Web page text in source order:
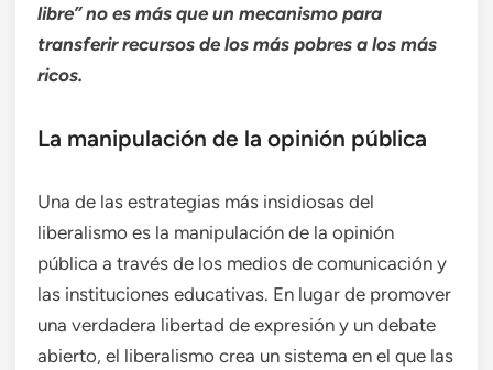
libre” no es más que un mecanismo para
transferir recursos de los más pobres a los más
ricos.
La manipulación de la opinión pública
Una de las estrategias más insidiosas del
liberalismo es la manipulación de la opinión
pública a través de los medios de comunicación y
las instituciones educativas. En lugar de promover
una verdadera libertad de expresión y un debate
abierto, el liberalismo crea un sistema en el que las